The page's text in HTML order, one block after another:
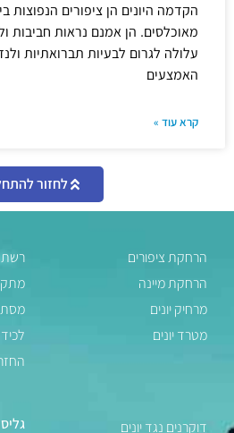
הקדמה היונים הן ציפורים הנפוצות
מאוכלסים. הן אמנם נראות חביבות
עלולה לגרום לבעיות תברואתיות
האמצעים
קרא עוד »
לחזור
הרחקת ציפורים
הרחקת מיינה
מרחיק יונים
מטרד יונים
רשת
דוקרנים נגד יונים גליס 40 פ"ת